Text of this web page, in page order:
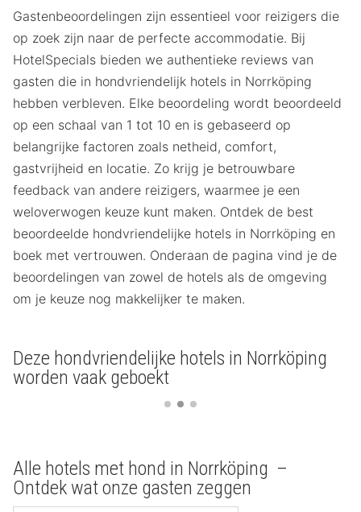
Gastenbeoordelingen zijn essentieel voor reizigers die
op zoek zijn naar de perfecte accommodatie. Bij
HotelSpecials bieden we authentieke reviews van
gasten die in hondvriendelijk hotels in Norrköping
hebben verbleven. Elke beoordeling wordt beoordeeld
op een schaal van 1 tot 10 en is gebaseerd op
belangrijke factoren zoals netheid, comfort,
gastvrijheid en locatie. Zo krijg je betrouwbare
feedback van andere reizigers, waarmee je een
weloverwogen keuze kunt maken. Ontdek de best
beoordeelde hondvriendelijke hotels in Norrköping en
boek met vertrouwen. Onderaan de pagina vind je de
beoordelingen van zowel de hotels als de omgeving
om je keuze nog makkelijker te maken.
Deze hondvriendelijke hotels in Norrköping
worden vaak geboekt
Alle hotels met hond in Norrköping –
Ontdek wat onze gasten zeggen